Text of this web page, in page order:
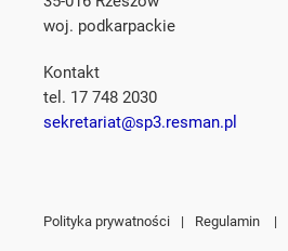
woj. podkarpackie
Kontakt
tel. 17 748 2030
sekretariat@sp3.resman.pl
Polityka prywatności | Regulamin |